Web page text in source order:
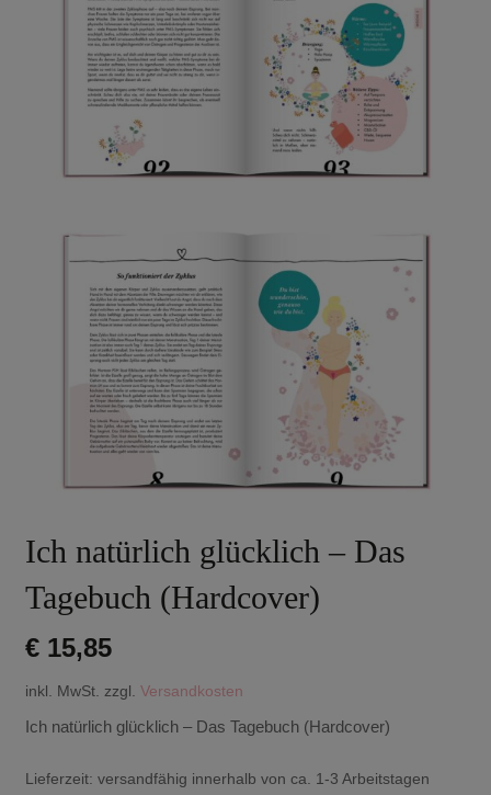
Ich natürlich glücklich – Das
Tagebuch (Hardcover)
€15,85
inkl. MwSt. zzgl. Versandkosten
Ich natürlich glücklich – Das Tagebuch (Hardcover)
Lieferzeit: versandfähig innerhalb von ca. 1-3 Arbeitstagen